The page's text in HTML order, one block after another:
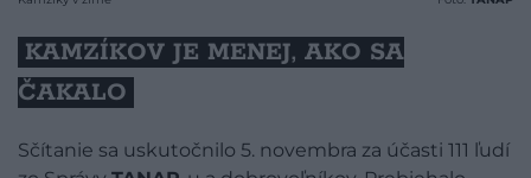
KAMZÍKOV JE MENEJ, AKO SA
ČAKALO
Sčítanie sa uskutočnilo 5. novembra za účasti 111 ľudí